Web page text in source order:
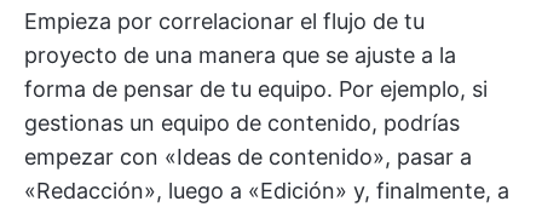
Empieza por correlacionar el flujo de tu
proyecto de una manera que se ajuste a la
forma de pensar de tu equipo. Por ejemplo, si
gestionas un equipo de contenido, podrías
empezar con «Ideas de contenido», pasar a
«Redacción», luego a «Edición» y, finalmente, a